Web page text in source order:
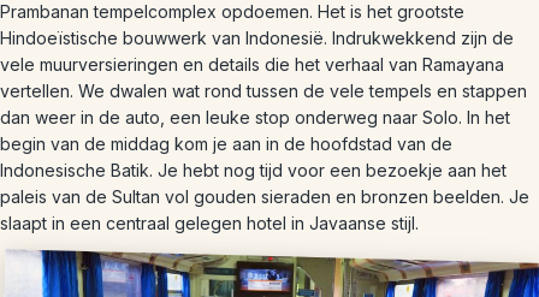
Prambanan tempelcomplex opdoemen. Het is het grootste
Hindoeïstische bouwwerk van Indonesië. Indrukwekkend zijn de
vele muurversieringen en details die het verhaal van Ramayana
vertellen. We dwalen wat rond tussen de vele tempels en stappen
dan weer in de auto, een leuke stop onderweg naar Solo. In het
begin van de middag kom je aan in de hoofdstad van de
Indonesische Batik. Je hebt nog tijd voor een bezoekje aan het
paleis van de Sultan vol gouden sieraden en bronzen beelden. Je
slaapt in een centraal gelegen hotel in Javaanse stijl.